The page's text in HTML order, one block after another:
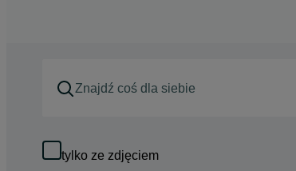
tylko ze zdjęciem